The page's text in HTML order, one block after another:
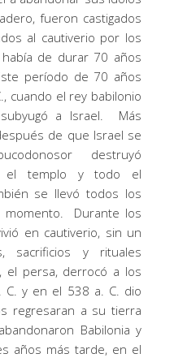
fueron castigados
al cautiverio por los
de durar 70 años
período de 70 años
cuando el rey babilonio
a Israel. Más
de que Israel se
destruyó
el templo y todo el
se llevó todos los
Durante los
en cautiverio, sin un
sacrificios y rituales
el persa, derrocó a los
y en el 538 a. C. dio
regresaran a su tierra
Babilonia y
años más tarde, en el